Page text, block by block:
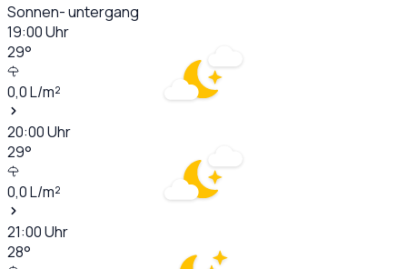
Sonnen- untergang
19:00Uhr
29°
0,0L/m²
20:00Uhr
29°
0,0L/m²
21:00Uhr
28°